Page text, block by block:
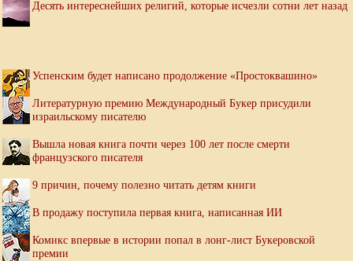
Десять интереснейших религий, которые исчезли сотни лет назад
Успенским будет написано продолжение «Простоквашино»
Литературную премию Международный Букер присудили
израильскому писателю
Вышла новая книга почти через 100 лет после смерти
французского писателя
9 причин, почему полезно читать детям книги
В продажу поступила первая книга, написанная ИИ
Комикс впервые в истории попал в лонг-лист Букеровской
премии